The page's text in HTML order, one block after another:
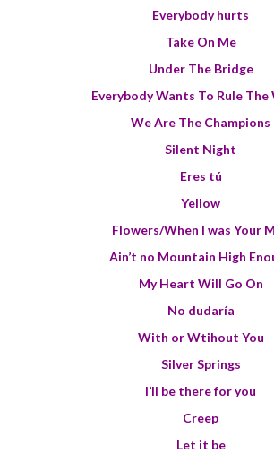
Everybody hurts
Take On Me
Under The Bridge
Everybody Wants To Rule
We Are The Champions
Silent Night
Eres tú
Yellow
Flowers/When I was Your
Ain’t no Mountain High
My Heart Will Go On
No dudaría
With or Wtihout You
Silver Springs
I’ll be there for you
Creep
Let it be